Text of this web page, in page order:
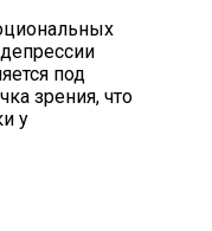
под
зрения, что
у